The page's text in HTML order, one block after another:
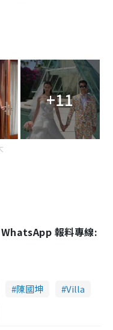
+11
報料專線:
陳國坤
Villa